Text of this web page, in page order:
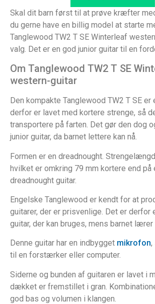
Skal dit barn først til at prøve kræfter
du gerne have en billig model at starte
Tanglewood TW2 T SE Winterleaf
valg. Det er en god junior guitar til en
Om Tanglewood TW2 T SE
western-guitar
Den kompakte Tanglewood TW2 T SE er
derfor er lavet med kortere strenge, så
transportere på farten. Det gør den dog
junior guitar, da barnet lettere kan nå.
Formen er en dreadnought.
hvilket er omkring 79 mm kortere end på
dreadnought guitar.
Engelske Tanglewood er kendt for at
guitarer, der er prisvenlige. Det er derfor
guitar, der kan bruges, mens barnet lærer
Denne guitar har en indbygget mikrofon,
til en forstærker eller computer.
Siderne og bunden af guitaren er lavet i
dækket er fremstillet i gran.
god bas og volumen i klangen.